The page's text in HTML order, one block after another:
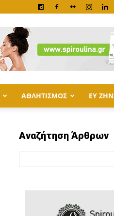
ΑΘΛΗΤΙΣΜΟΣ ΕΥ ΖΗΝ
Αναζήτηση Άρθρων